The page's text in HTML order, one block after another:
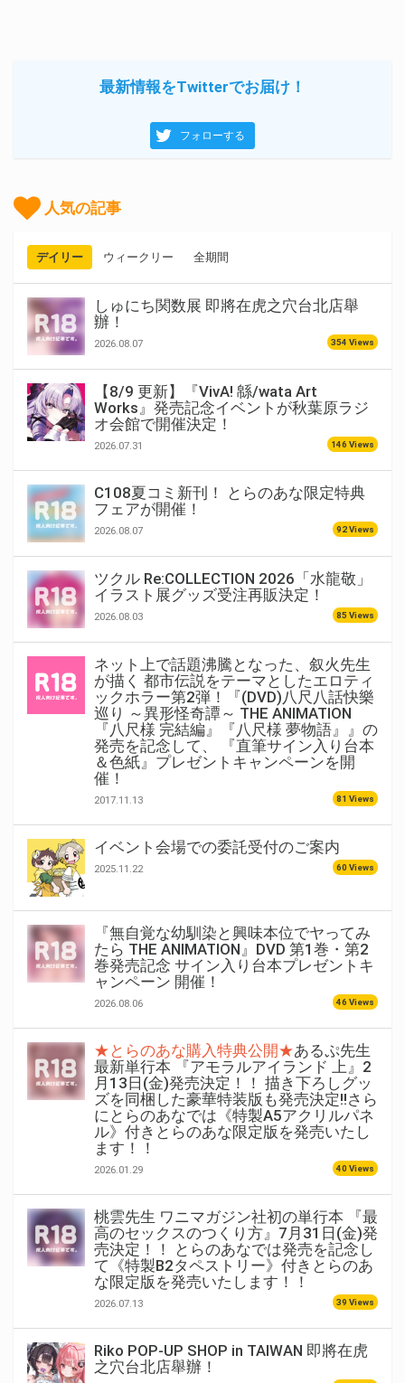
最新情報をTwitterでお届け！
フォローする
人気の記事
デイリー ウィークリー 全期間
しゅにち関数展 即將在虎之穴台北店舉
辦！
2026.08.07 354 Views
【8/9 更新】『VivA! 緜/wata Art
Works』発売記念イベントが秋葉原ラジ
オ会館で開催決定！
2026.07.31 146 Views
C108夏コミ新刊！ とらのあな限定特典
フェアが開催！
2026.08.07 92 Views
ツクル Re:COLLECTION 2026「水龍敬」
イラスト展グッズ受注再販決定！
2026.08.03 85 Views
ネット上で話題沸騰となった、叙火先生
が描く 都市伝説をテーマとしたエロティ
ックホラー第2弾！『(DVD)八尺八話快樂
巡り ～異形怪奇譚～ THE ANIMATION
『八尺様 完結編』『八尺様 夢物語』』の
発売を記念して、 『直筆サイン入り台本
＆色紙』プレゼントキャンペーンを開
催！
2017.11.13 81 Views
イベント会場での委託受付のご案内
2025.11.22 60 Views
『無自覚な幼馴染と興味本位でヤってみ
たら THE ANIMATION』DVD 第1巻・第2
巻発売記念 サイン入り台本プレゼントキ
ャンペーン 開催！
2026.08.06 46 Views
★とらのあな購入特典公開★あるぷ先生
最新単行本 『アモラルアイランド 上』2
月13日(金)発売決定！！ 描き下ろしグッ
ズを同梱した豪華特装版も発売決定!!さら
にとらのあなでは《特製A5アクリルパネ
ル》付きとらのあな限定版を発売いたし
ます！！
2026.01.29 40 Views
桃雲先生 ワニマガジン社初の単行本 『最
高のセックスのつくり方』7月31日(金)発
売決定！！ とらのあなでは発売を記念し
て《特製B2タペストリー》付きとらのあ
な限定版を発売いたします！！
2026.07.13 39 Views
Riko POP-UP SHOP in TAIWAN 即將在虎
之穴台北店舉辦！